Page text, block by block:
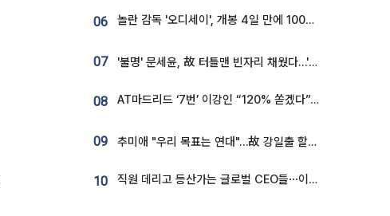
06 놀란 감독 '오디세이', 개봉 4일 만에 100만 돌파⋯'왕사남' 보다 빠르다
07 '불명' 문세윤, 故 터틀맨 빈자리 채웠다…'거북이' 눈물의 최종 우승
08 AT마드리드 ‘7번’ 이강인 “120% 쏟겠다”⋯시메오네 감독 “필요한 선수”
09 추미애 "우리 목표는 연대"…故 강일출 할머니 흉상 제막
10 직원 데리고 등산가는 글로벌 CEO들⋯이유 있었네